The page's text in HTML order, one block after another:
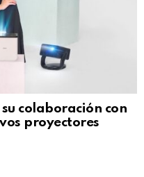
colaboración con
proyectores